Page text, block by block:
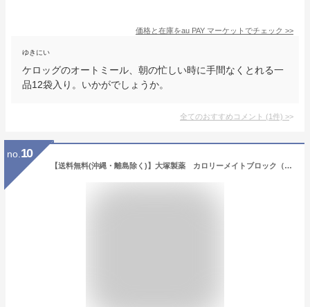
価格と在庫をau PAY マーケット でチェック >>
ゆきにい
ケロッグのオートミール、朝の忙しい時に手間なくとれる一
品12袋入り。いかがでしょうか。
全てのおすすめコメント (1件) >
no. 10
【送料無料(沖縄・離島除く)】大塚製薬 カロリーメイトブロック（4本入） 選べる 30個